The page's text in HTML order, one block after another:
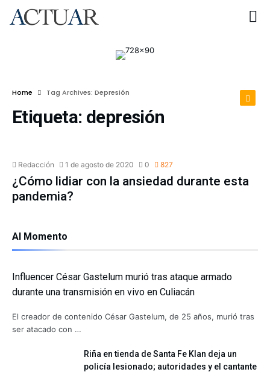
Home Tag Archives: Depresión
Etiqueta: depresión
Redacción 1 de agosto de 2020 0 827
¿Cómo lidiar con la ansiedad durante esta
pandemia?
Al Momento
Influencer César Gastelum murió tras ataque armado
durante una transmisión en vivo en Culiacán
El creador de contenido César Gastelum, de 25 años, murió tras
ser atacado con …
Riña en tienda de Santa Fe Klan deja un
policía lesionado; autoridades y el cantante